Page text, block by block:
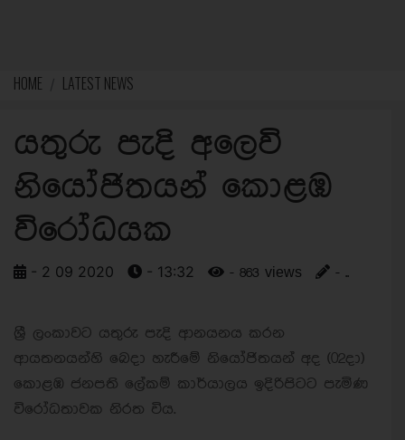
HOME LATEST NEWS
යතුරු පැදි අලෙවි
නියෝජිතයන් කොළඹ
විරෝධයක
- 2 09 2020 - 13:32 - 863 views - ..
ශ්‍රී ලංකාවට යතුරු පැදි ආනයනය කරන
ආයතනයන්හි බෙදා හැරීමේ නියෝජිතයන් අද (02දා)
කොළඹ ජනපති ලේකම් කාර්යාලය ඉදිරිපිටට පැමිණ
විරෝධතාවක නිරත විය.